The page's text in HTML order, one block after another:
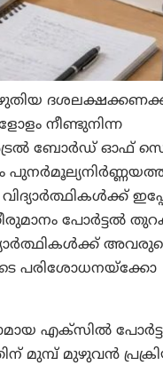
നീണ്ടുനിന്ന
ബോർഡ് ഓഫ്
പോർട്ടൽ
പരിശോധനയ്‌ക്കോ
എക്‌സിൽ
മുമ്പ് മുഴുവൻ